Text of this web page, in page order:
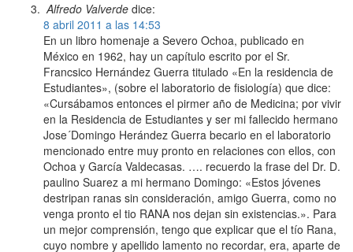
Alfredo Valverde dice:
8 abril 2011 a las 14:53
En un libro homenaje a Severo Ochoa, publicado en
México en 1962, hay un capítulo escrito por el Sr.
Francsico Hernández Guerra titulado «En la residencia de
Estudiantes», (sobre el laboratorio de fisiología) que dice:
«Cursábamos entonces el pirmer año de Medicina; por vivir
en la Residencia de Estudiantes y ser mi fallecido hermano
Jose´Domingo Herández Guerra becario en el laboratorio
mencionado entre muy pronto en relaciones con ellos, con
Ochoa y García Valdecasas. …. recuerdo la frase del Dr. D.
paulino Suarez a mi hermano Domingo: «Estos jóvenes
destripan ranas sin consideración, amigo Guerra, como no
venga pronto el tio RANA nos dejan sin existencias.». Para
un mejor comprensión, tengo que explicar que el tío Rana,
cuyo nombre y apellido lamento no recordar, era, aparte de